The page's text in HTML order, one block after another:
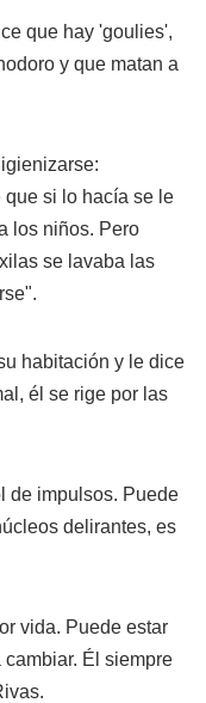
que hay 'goulies',
y que matan a
si lo hacía se le
los niños. Pero
se lavaba las
habitación y le dice
él se rige por las
de impulsos. Puede
delirantes, es
vida. Puede estar
Él siempre